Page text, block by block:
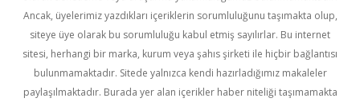
Ancak, üyelerimiz yazdıkları içeriklerin sorumluluğunu taşımakta olup,
siteye üye olarak bu sorumluluğu kabul etmiş sayılırlar. Bu internet
sitesi, herhangi bir marka, kurum veya şahıs şirketi ile hiçbir bağlantısı
bulunmamaktadır. Sitede yalnızca kendi hazırladığımız makaleler
paylaşılmaktadır. Burada yer alan içerikler haber niteliği taşımamakta